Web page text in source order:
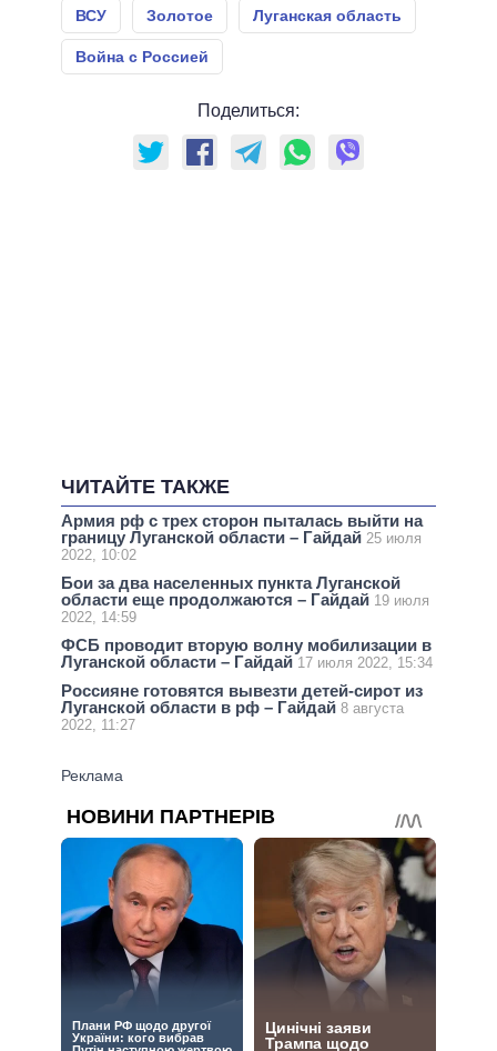
ВСУ Золотое Луганская область
Война с Россией
Поделиться:
ЧИТАЙТЕ ТАКЖЕ
Армия рф с трех сторон пыталась выйти на
границу Луганской области – Гайдай 25 июля
2022, 10:02
Бои за два населенных пункта Луганской
области еще продолжаются – Гайдай 19 июля
2022, 14:59
ФСБ проводит вторую волну мобилизации в
Луганской области – Гайдай 17 июля 2022, 15:34
Россияне готовятся вывезти детей-сирот из
Луганской области в рф – Гайдай 8 августа
2022, 11:27